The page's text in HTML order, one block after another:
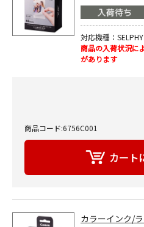
対応機種：
商品の入荷状況に
があります
商品コード:6756C001
カラーインク/